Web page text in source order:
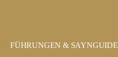
FÜHRUNGEN & SAYNGUIDE